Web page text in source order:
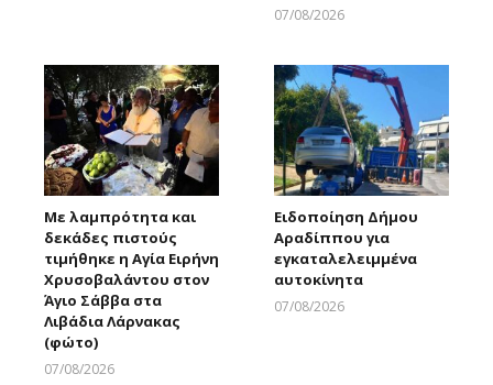
07/08/2026
Με λαμπρότητα και
δεκάδες πιστούς
τιμήθηκε η Αγία Ειρήνη
Χρυσοβαλάντου στον
Άγιο Σάββα στα
Λιβάδια Λάρνακας
(φώτο)
07/08/2026
Ειδοποίηση Δήμου
Αραδίππου για
εγκαταλελειμμένα
αυτοκίνητα
07/08/2026